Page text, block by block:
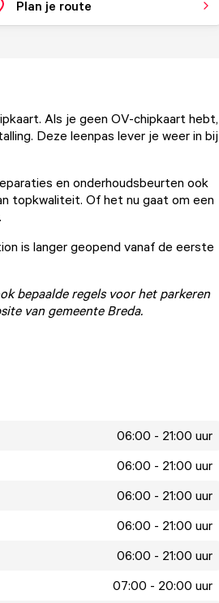
Plan je route
Als je geen OV-chipkaart hebt,
Deze leenpas lever je weer in bij
en onderhoudsbeurten ook
topkwaliteit. Of het nu gaat om een
is langer geopend vanaf de eerste
bepaalde regels voor het parkeren
van gemeente Breda.
06:00 - 21:00 uur
06:00 - 21:00 uur
06:00 - 21:00 uur
06:00 - 21:00 uur
06:00 - 21:00 uur
07:00 - 20:00 uur